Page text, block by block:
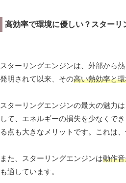
高効率で環境に優しい？スターリ
スターリングエンジンは、外部から
発明されて以来、その高い熱効率と
スターリングエンジンの最大の魅力は
して、エネルギーの損失を少なくで
る点も大きなメリットです。これは
また、スターリングエンジンは動作
も適しています。